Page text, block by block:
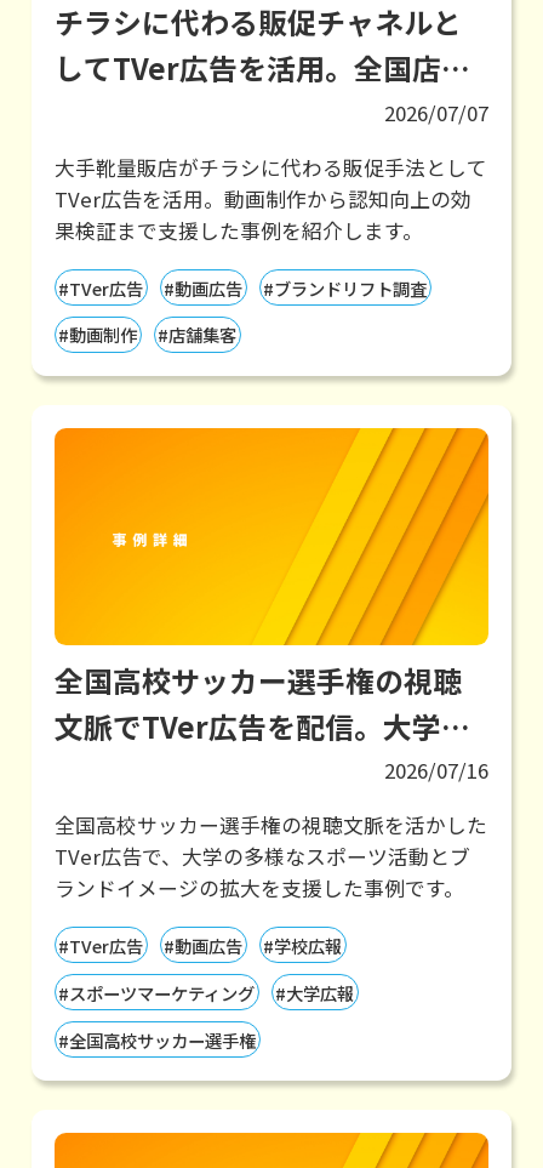
チラシに代わる販促チャネルと
してTVer広告を活用。全国店舗
のセール訴求とブランド認知向
上を可視化
2026/07/07
大手靴量販店がチラシに代わる販促手法として
TVer広告を活用。動画制作から認知向上の効
果検証まで支援した事例を紹介します。
#TVer広告 #動画広告
#ブランドリフト調査
#動画制作
#店舗集客
全国高校サッカー選手権の視聴
文脈でTVer広告を配信。大学名
から想起されるイメージを広げ、
多様なスポーツへの取り組みを
訴求
2026/07/16
全国高校サッカー選手権の視聴文脈を活かした
TVer広告で、大学の多様なスポーツ活動とブ
ランドイメージの拡大を支援した事例です。
#TVer広告 #動画広告
#学校広報
#スポーツマーケティング
#大学広報
#全国高校サッカー選手権